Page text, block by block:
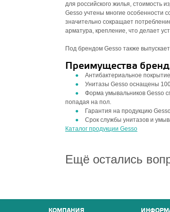
для российского жилья, стоимость
Gesso учтены многие особенности
значительно сокращает
арматура, крепление, что делает
Под брендом Gesso также
Преимущества
Антибактериальное
Унитазы Gesso оснащены
Форма умывальников Gesso
попадая на пол.
Гарантия на продукцию
Срок службы унитазов и
Каталог продукции Gesso
Ещё остались